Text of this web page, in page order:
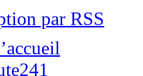
par RSS